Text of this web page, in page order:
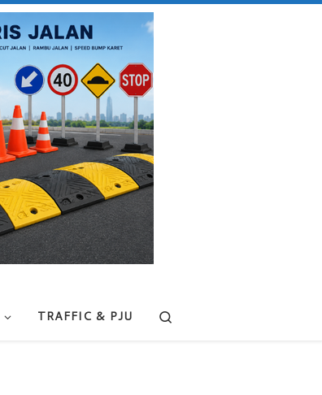
TRAFFIC & PJU